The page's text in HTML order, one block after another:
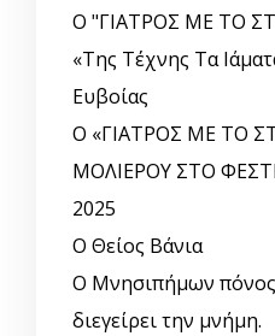
Ο "ΓΙΑΤΡΟΣ ΜΕ ΤΟ
«Της Τέχνης Τα
Ευβοίας
Ο «ΓΙΑΤΡΟΣ ΜΕ ΤΟ
ΜΟΛΙΕΡΟΥ ΣΤΟ
2025
Ο Θείος Βάνια
Ο Μνησιπήμων
διεγείρει την μνήμη.